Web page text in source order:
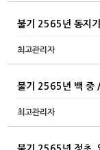
불기 2565년 동지
최고관리자
불기 2565년 백 중
최고관리자